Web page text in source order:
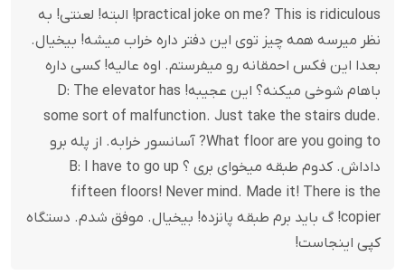
practical joke on me? This is ridiculous! البته! لعنتی! به
نظر میرسه همه چیز توی این دفتر داره خراب میشه! بیخیال.
بعدا این فکس احمقانه رو میفرستم. اوه عالیه! کسی داره
باهام شوخی میکنه؟ این عجیبه! D: The elevator has
some sort of malfunction. Just take the stairs dude.
What floor are you going to? آسانسور خرابه. از پله برو
داداش. کدوم طبقه میخوای بری ؟ B: I have to go up
fifteen floors! Never mind. Made it! There is the
copier! گ باید برم طبقه پانزده! بیخیال. موفق شدم. دستگاه
کپی اینجاست!